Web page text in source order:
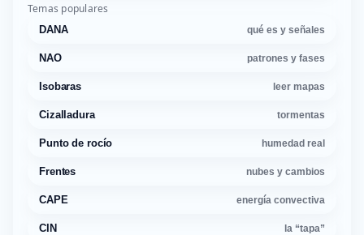
Temas populares
DANA qué es y señales
NAO patrones y fases
Isobaras leer mapas
Cizalladura tormentas
Punto de rocío humedad real
Frentes nubes y cambios
CAPE energía convectiva
CIN la “tapa”